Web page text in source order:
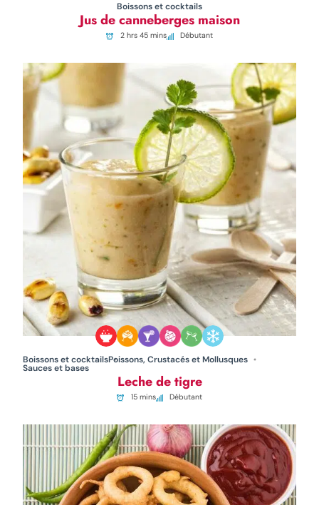
Boissons et cocktails
Jus de canneberges maison
2 hrs 45 mins Débutant
Boissons et cocktailsPoissons, Crustacés et Mollusques
Sauces et bases
Leche de tigre
15 mins Débutant